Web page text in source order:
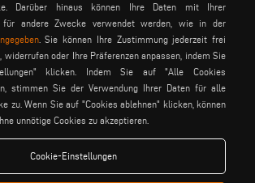
allgemeine
verkaufsbedingungen
cookies einstellungen
Via Archimede, 10 - 41019 Soliera (MO) - ITALY
Darüber hinaus können Ihre Daten mit Ihrer
für andere Zwecke verwendet werden, wie in der
. Sie können Ihre Zustimmung jederzeit frei
widerrufen oder Ihre Präferenzen anpassen, indem Sie
klicken. Indem Sie auf "Alle Cookies
stimmen Sie der Verwendung Ihrer Daten für alle
zu. Wenn Sie auf "Cookies ablehnen" klicken, können
unnötige Cookies zu akzeptieren.
Cookie-Einstellungen